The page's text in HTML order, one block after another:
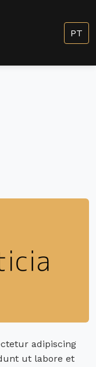
PT
adipiscing
ut labore et